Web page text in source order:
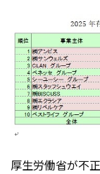
厚生労働省が不